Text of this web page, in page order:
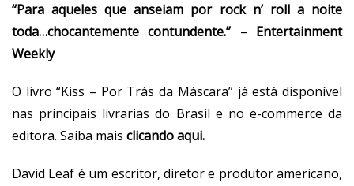
“Para aqueles que anseiam por rock n’ roll a noite
toda…chocantemente contundente.” – Entertainment
Weekly
O livro “Kiss – Por Trás da Máscara” já está disponível
nas principais livrarias do Brasil e no e-commerce da
editora. Saiba mais clicando aqui.
David Leaf é um escritor, diretor e produtor americano,